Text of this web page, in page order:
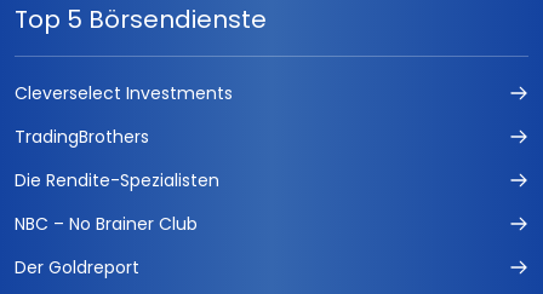
Top 5 Börsendienste
Cleverselect Investments
TradingBrothers
Die Rendite-Spezialisten
NBC – No Brainer Club
Der Goldreport